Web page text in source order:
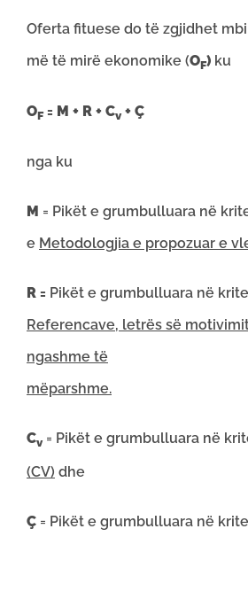
Oferta fituese do të zgjidhet
më të mirë ekonomike (OF) ku
OF = M + R + Cv+ Ç
nga ku
M = Pikët e grumbulluara në
e Metodologjia e propozuar e
R = Pikët e grumbulluara në
Referencave, letrës së
ngashme të
mëparshme.
Cv= Pikët e grumbulluara në
(CV) dhe
Ç = Pikët e grumbulluara në